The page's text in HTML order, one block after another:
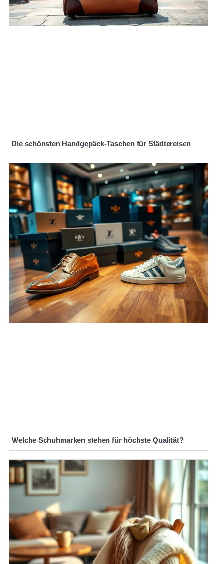
Die schönsten Handgepäck-Taschen für Städtereisen
Welche Schuhmarken stehen für höchste Qualität?